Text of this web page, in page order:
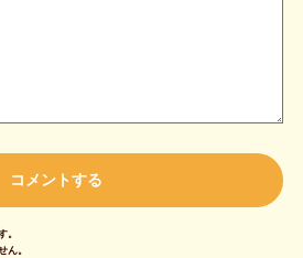
。
ん。